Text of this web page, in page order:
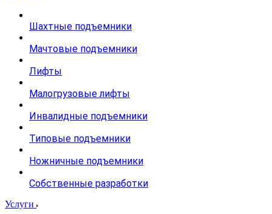
Шахтные подъемники
Мачтовые подъемники
Лифты
Малогрузовые лифты
Инвалидные подъемники
Типовые подъемники
Ножничные подъемники
Собственные разработки
Услуги